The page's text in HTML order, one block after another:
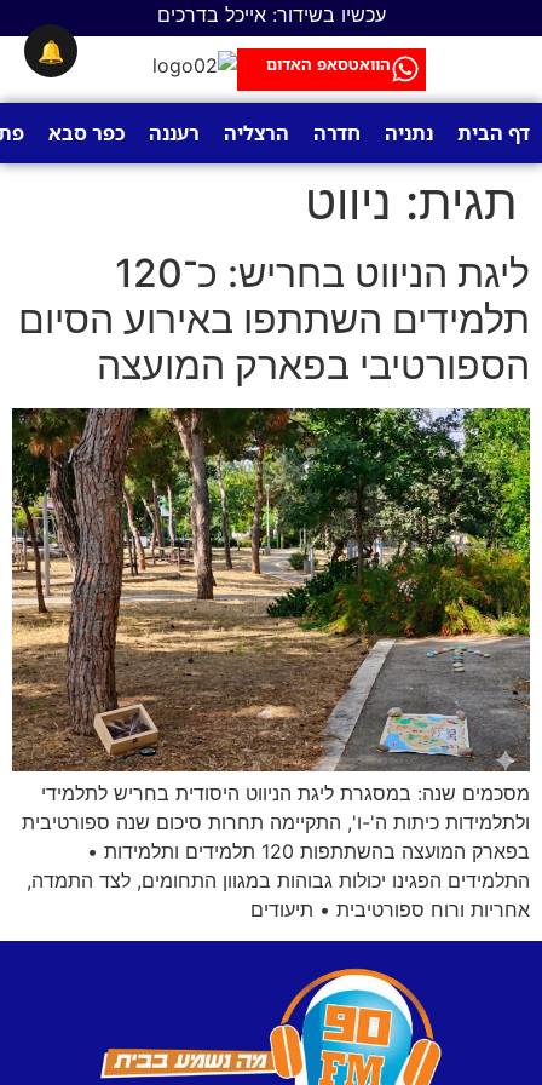
עכשיו בשידור: אייכל בדרכים
הוואטסאפ האדום
דף הבית נתניה חדרה הרצליה רעננה כפר סבא
תגית: ניווט
ליגת הניווט בחריש: כ־120
תלמידים השתתפו באירוע הסיום
הספורטיבי בפארק המועצה
מסכמים שנה: במסגרת ליגת הניווט היסודית בחריש לתלמידי
ולתלמידות כיתות ה'-ו', התקיימה תחרות סיכום שנה ספורטיבית
בפארק המועצה בהשתתפות 120 תלמידים ותלמידות •
התלמידים הפגינו יכולות גבוהות במגוון התחומים, לצד התמדה,
אחריות ורוח ספורטיבית • תיעודים
🔔